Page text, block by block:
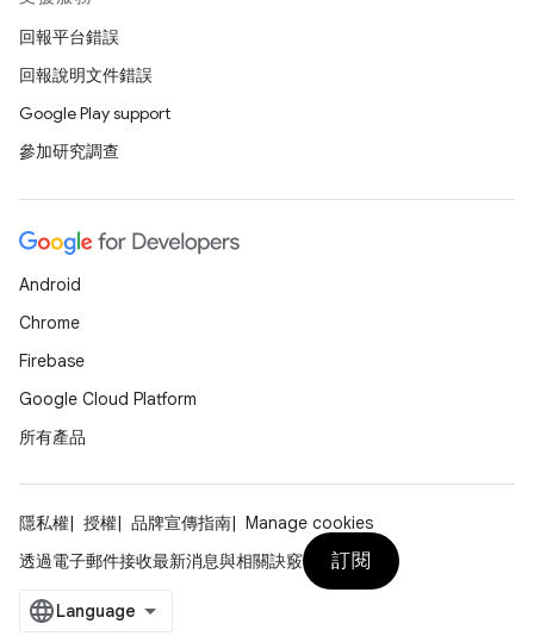
回報平台錯誤
回報說明文件錯誤
Google Play support
參加研究調查
Android
Chrome
Firebase
Google Cloud Platform
所有產品
隱私權 授權 品牌宣傳指南
Manage cookies
透過電子郵件接收最新消息與相關訣竅
訂閱